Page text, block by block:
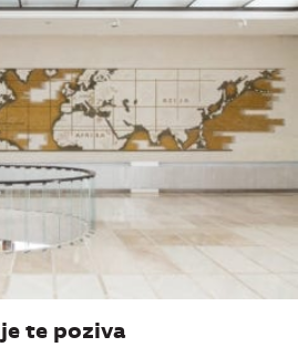
te poziva